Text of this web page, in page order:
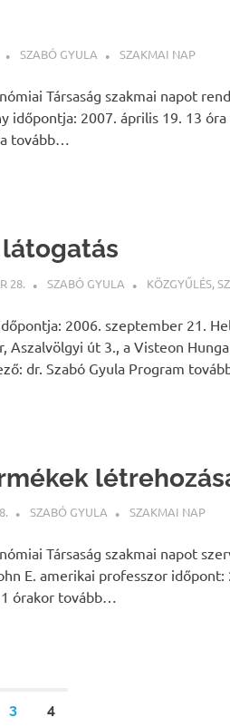
SZABÓ GYULA SZAKMAI NAP
Társaság szakmai napot
időpontja: 2007. április 19. 13 óra
tovább…
28. SZABÓ GYULA KÖZGYŰLÉS,
2006. szeptember 21.
Aszalvölgyi út 3., a Visteon
dr. Szabó Gyula Program
SZABÓ GYULA SZAKMAI NAP
Társaság szakmai napot
E. amerikai professzor
órakor tovább…
3 4